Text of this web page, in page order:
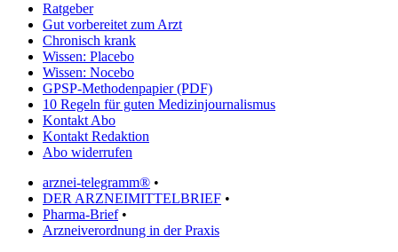
Ratgeber
Gut vorbereitet zum Arzt
Chronisch krank
Wissen: Placebo
Wissen: Nocebo
GPSP-Methodenpapier (PDF)
10 Regeln für guten Medizinjournalismus
Kontakt Abo
Kontakt Redaktion
Abo widerrufen
arznei-telegramm® •
DER ARZNEIMITTELBRIEF •
Pharma-Brief•
Arzneiverordnung in der Praxis